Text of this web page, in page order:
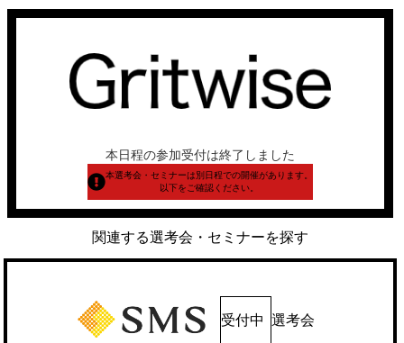
本日程の参加受付は終了しました
本選考会・セミナーは別日程での開催があります。
以下をご確認ください。
関連する選考会・セミナーを探す
受付中 選考会